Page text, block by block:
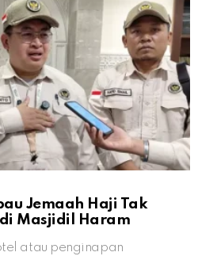
Jemaah Haji Tak
Masjidil Haram
atau penginapan